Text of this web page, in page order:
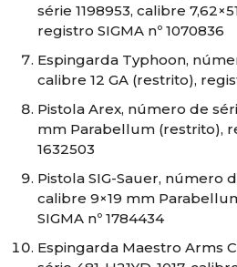
série 1198953, calibre
registro SIGMA nº 1070836
Espingarda Typhoon,
calibre 12 GA (restrito),
Pistola Arex, número de
mm Parabellum (restrito),
1632503
Pistola SIG-Sauer, número
calibre 9×19 mm
SIGMA nº 1784434
Espingarda Maestro Arms